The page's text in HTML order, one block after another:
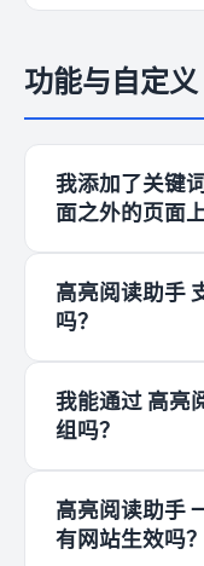
宽去处理更高层
（捕捉特定指标
容的场景下，高
功能与自定义
我添加了关键
面之外的页面
的“分组”是否处
高亮阅读助手 面
否打开）；③ 尝
是否生效。
高亮阅读助手
吗？
无限数量的关键
立的颜色定义，
的视觉图谱。
我能通过 高亮
组吗？
亮。如果需要同
放在 高亮阅读助
高亮阅读助手
有网站生效吗？